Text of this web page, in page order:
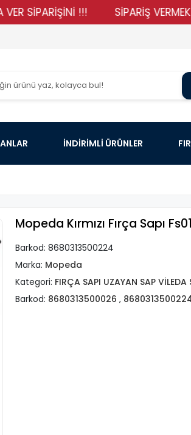
SİPARİŞİNİ !!! SİPARİŞ VERMEK
İNDİRİMLİ ÜRÜNLER
Mopeda Kırmızı Fırça Sapı
Barkod: 8680313500224
Marka: Mopeda
Kategori: FIRÇA SAPI UZAYAN SAP VİLEDA
Barkod: 8680313500026 ,